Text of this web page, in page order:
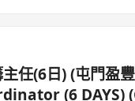
任(6日) (屯門盈
(6 DAYS)